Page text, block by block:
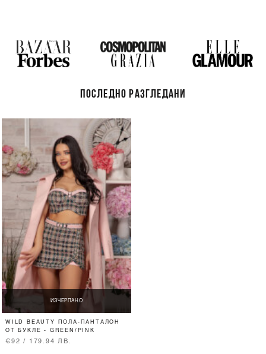
ПОСЛЕДНО РАЗГЛЕДАНИ
ИЗЧЕРПАНО
WILD BEAUTY ПОЛА-ПАНТАЛОН
ОТ БУКЛЕ - GREEN/PINK
€92 / 179.94 ЛВ.